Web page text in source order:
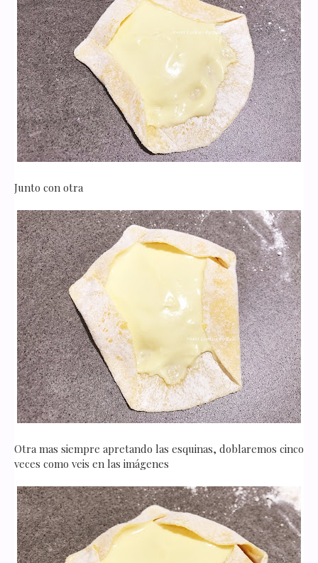
Junto con otra
Otra mas siempre apretando las esquinas, doblaremos cinco
veces como veis en las imágenes